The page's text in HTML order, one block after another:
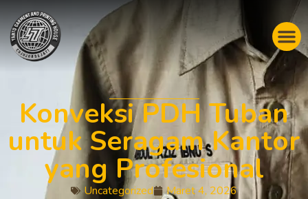
Konveksi PDH Tuban
untuk Seragam Kantor
yang Profesional
Uncategorized Maret 4, 2026